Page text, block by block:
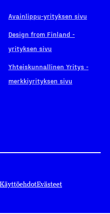
Avainlippu-yrityksen sivu
Design from Finland -
yrityksen sivu
Yhteiskunnallinen Yritys -
merkkiyrityksen sivu
KäyttöehdotEvästeet